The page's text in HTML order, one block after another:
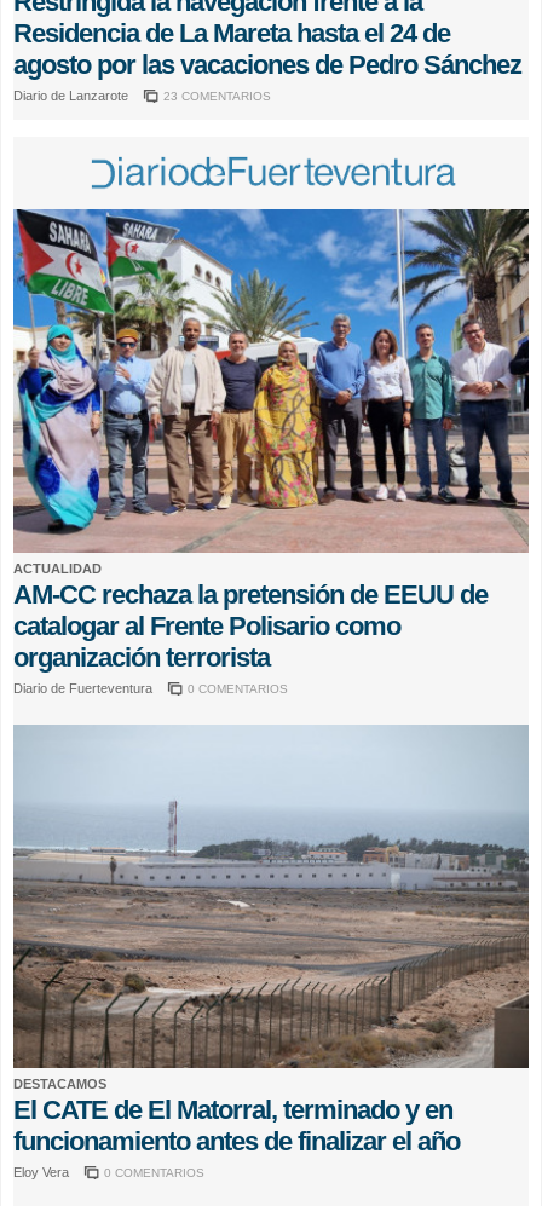
Residencia de La Mareta hasta el 24 de
agosto por las vacaciones de Pedro Sánchez
Diario de Lanzarote 23 COMENTARIOS
ACTUALIDAD
AM-CC rechaza la pretensión de EEUU de
catalogar al Frente Polisario como
organización terrorista
Diario de Fuerteventura 0 COMENTARIOS
DESTACAMOS
El CATE de El Matorral, terminado y en
funcionamiento antes de finalizar el año
Eloy Vera 0 COMENTARIOS